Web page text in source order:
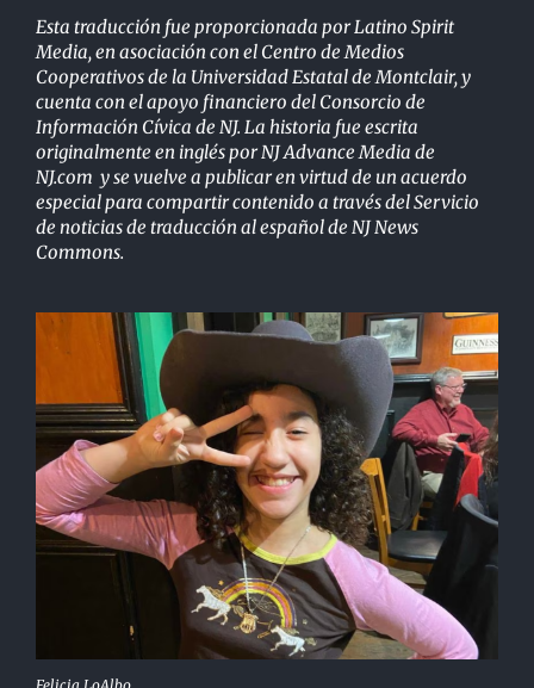
Esta traducción fue proporcionada por Latino Spirit
Media, en asociación con el Centro de Medios
Cooperativos de la Universidad Estatal de Montclair, y
cuenta con el apoyo financiero del Consorcio de
Información Cívica de NJ. La historia fue escrita
originalmente en inglés por NJ Advance Media de
NJ.com y se vuelve a publicar en virtud de un acuerdo
especial para compartir contenido a través del Servicio
de noticias de traducción al español de NJ News
Commons.